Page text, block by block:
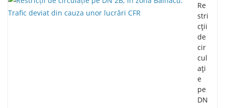
Re
stri
cții
de
cir
cul
ați
e
pe
DN